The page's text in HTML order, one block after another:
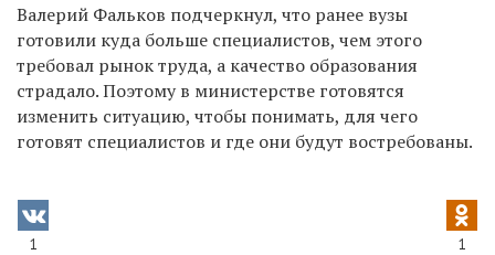
Валерий Фальков подчеркнул, что ранее вузы
готовили куда больше специалистов, чем этого
требовал рынок труда, а качество образования
страдало. Поэтому в министерстве готовятся
изменить ситуацию, чтобы понимать, для чего
готовят специалистов и где они будут востребованы.
1 1